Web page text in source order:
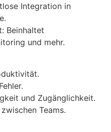
Integration in
Beinhaltet
und mehr.
und Zugänglichkeit.
Teams.